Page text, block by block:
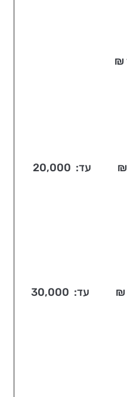
מ- 10,001 ₪ עד: 20,000
מ- 20,001 ₪ עד: 30,000